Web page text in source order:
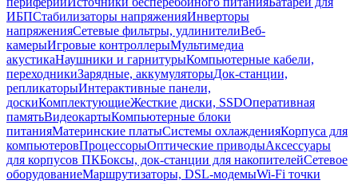
ИБПСтабилизаторы напряженияИнверторы
напряженияСетевые фильтры, удлинителиВеб-
камерыИгровые контроллерыМультимедиа
акустикаНаушники и гарнитурыКомпьютерные кабели,
переходникиЗарядные, аккумуляторыДок-станции,
репликаторыИнтерактивные панели,
доскиКомплектующиеЖесткие диски, SSDОперативная
памятьВидеокартыКомпьютерные блоки
питанияМатеринские платыСистемы охлажденияКорпуса для
компьютеровПроцессорыОптические приводыАксессуары
для корпусов ПКБоксы, док-станции для накопителейСетевое
оборудованиеМаршрутизаторы, DSL-модемыWi-Fi точки